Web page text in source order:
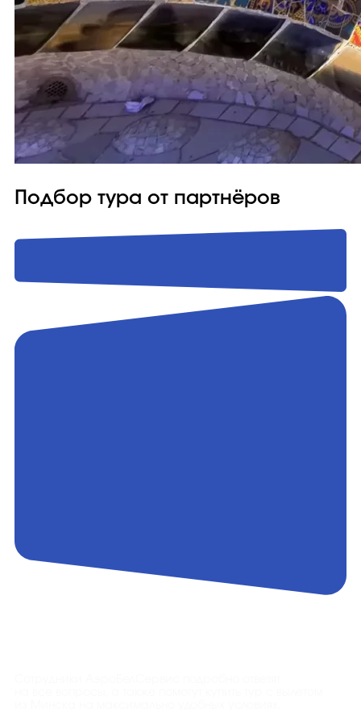
Подбор тура от партнёров